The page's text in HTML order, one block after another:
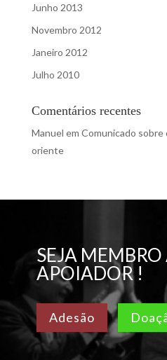
Junho 2013
Novembro 2012
Janeiro 2012
Julho 2010
Comentários recentes
Manuel em Comunicado
oriente
SEJA
APOIADOR !
Adesão